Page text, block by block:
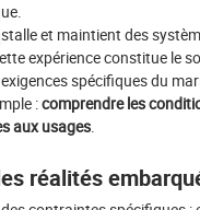
et maintient des
expérience constitue le
spécifiques du
:comprendre les
aux usages.
réalités